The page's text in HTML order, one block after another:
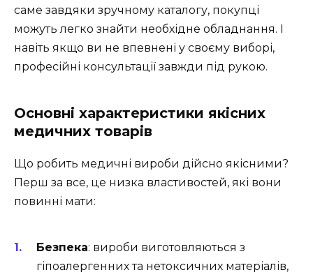
саме завдяки зручному каталогу, покупці
можуть легко знайти необхідне обладнання. І
навіть якщо ви не впевнені у своєму виборі,
професійні консультації завжди під рукою.
Основні характеристики якісних
медичних товарів
Що робить медичні вироби дійсно якісними?
Перш за все, це низка властивостей, які вони
повинні мати:
Безпека: вироби виготовляються з
гіпоалергенних та нетоксичних матеріалів,